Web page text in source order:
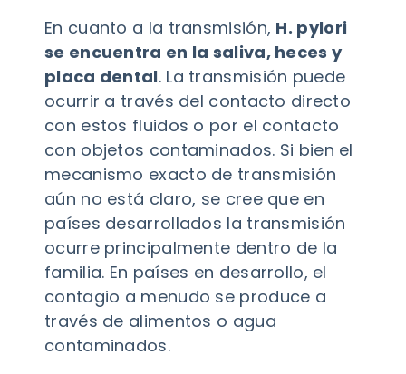
En cuanto a la transmisión, H. pylori
se encuentra en la saliva, heces y
placa dental. La transmisión puede
ocurrir a través del contacto directo
con estos fluidos o por el contacto
con objetos contaminados. Si bien el
mecanismo exacto de transmisión
aún no está claro, se cree que en
países desarrollados la transmisión
ocurre principalmente dentro de la
familia. En países en desarrollo, el
contagio a menudo se produce a
través de alimentos o agua
contaminados.